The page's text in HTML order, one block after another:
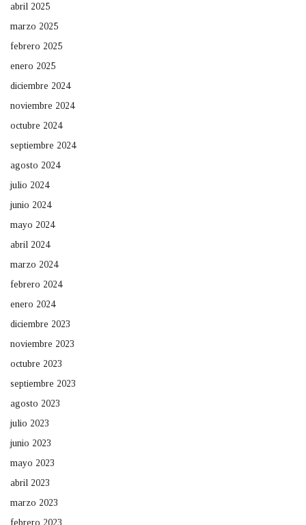
abril 2025
marzo 2025
febrero 2025
enero 2025
diciembre 2024
noviembre 2024
octubre 2024
septiembre 2024
agosto 2024
julio 2024
junio 2024
mayo 2024
abril 2024
marzo 2024
febrero 2024
enero 2024
diciembre 2023
noviembre 2023
octubre 2023
septiembre 2023
agosto 2023
julio 2023
junio 2023
mayo 2023
abril 2023
marzo 2023
febrero 2023